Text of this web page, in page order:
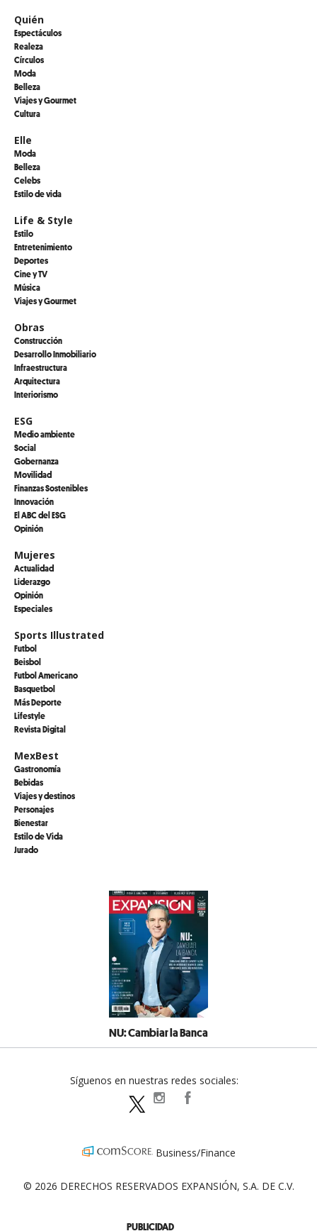
Quién
Espectáculos
Realeza
Círculos
Moda
Belleza
Viajes y Gourmet
Cultura
Elle
Moda
Belleza
Celebs
Estilo de vida
Life & Style
Estilo
Entretenimiento
Deportes
Cine y TV
Música
Viajes y Gourmet
Obras
Construcción
Desarrollo Inmobiliario
Infraestructura
Arquitectura
Interiorismo
ESG
Medio ambiente
Social
Gobernanza
Movilidad
Finanzas Sostenibles
Innovación
El ABC del ESG
Opinión
Mujeres
Actualidad
Liderazgo
Opinión
Especiales
Sports Illustrated
Futbol
Beisbol
Futbol Americano
Basquetbol
Más Deporte
Lifestyle
Revista Digital
MexBest
Gastronomía
Bebidas
Viajes y destinos
Personajes
Bienestar
Estilo de Vida
Jurado
NU: Cambiar la Banca
PUBLICIDAD
Síguenos en nuestras redes sociales:
expansionpolitica
Business/Finance
© 2026 DERECHOS RESERVADOS EXPANSIÓN, S.A. DE C.V.